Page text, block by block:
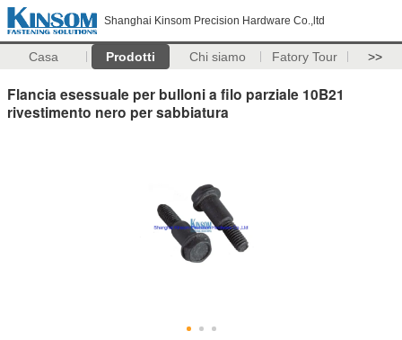
Shanghai Kinsom Precision Hardware Co.,ltd
Casa Prodotti Chi siamo Fatory Tour >>
Flancia esessuale per bulloni a filo parziale 10B21
rivestimento nero per sabbiatura